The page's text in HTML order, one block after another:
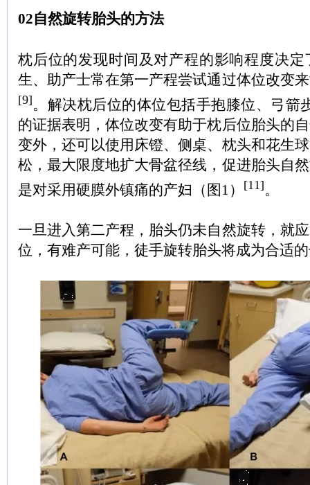
02自然旋转胎头的方法
枕后位的发现时间及对产程的影响程度决
生、助产士常在第一产程尝试通过体位改变
[9]。解决枕后位的体位包括手抱膝位、弓箭
的证据表明，体位改变有助于枕后位胎头的
变外，还可以使用床镫、侧桌、枕头和花生
松，最大限度地扩大骨盆径线，促进胎头自
是对采用硬膜外镇痛的产妇（图1）
[11]。
一旦进入第二产程，胎头仍未自然旋转，就
位，有难产可能，徒手旋转胎头将成为合适